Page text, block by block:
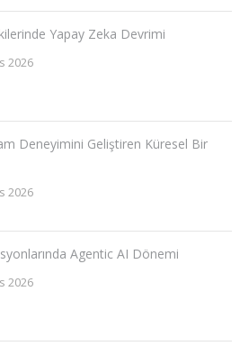
Yapay Zeka Devrimi
2026
Deneyimini Geliştiren Küresel Bir
2026
Agentic AI Dönemi
2026